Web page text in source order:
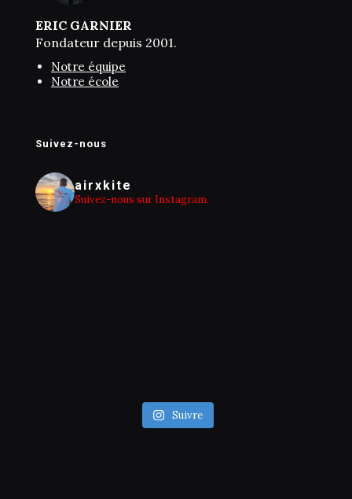
ERIC GARNIER
Fondateur depuis 2001.
Notre équipe
Notre école
Suivez-nous
airxkite
Suivez-nous sur Instagram.
Suivre